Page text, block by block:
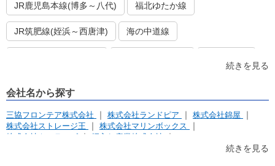
JR鹿児島本線(博多～八代) 福北ゆたか線
JR筑肥線(姪浜～西唐津) 海の中道線
福岡市営地下鉄七隈線
続きを見る
会社名から探す
三協フロンテア株式会社 株式会社ランドピア
株式会社錦屋
株式会社ストレージ王
株式会社マリンボックス
株式会社キュラーズ
押入れ産業株式会社
続きを見る